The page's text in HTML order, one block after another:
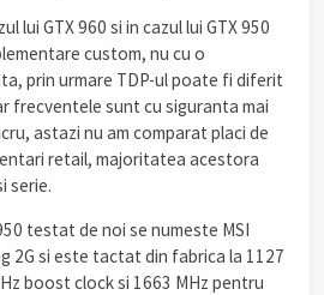
lui GTX 960 si in cazul lui GTX 950
custom, nu cu o
prin urmare TDP-ul poate fi diferit
frecventele sunt cu siguranta mai
astazi nu am comparat placi de
retail, majoritatea acestora
serie.
testat de noi se numeste MSI
2G si este tactat din fabrica la 1127
boost clock si 1663 MHz pentru